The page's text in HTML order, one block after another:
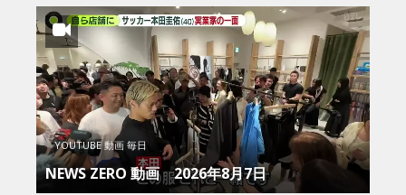
YOUTUBE 動画 毎日
NEWS ZERO 動画 2026年8月7日